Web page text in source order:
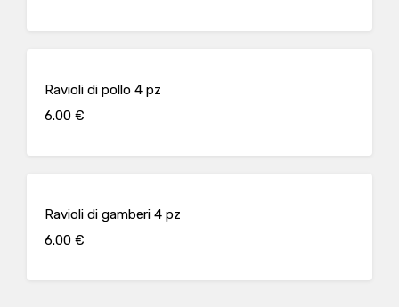
Ravioli di pollo 4 pz
6.00 €
Ravioli di gamberi 4 pz
6.00 €